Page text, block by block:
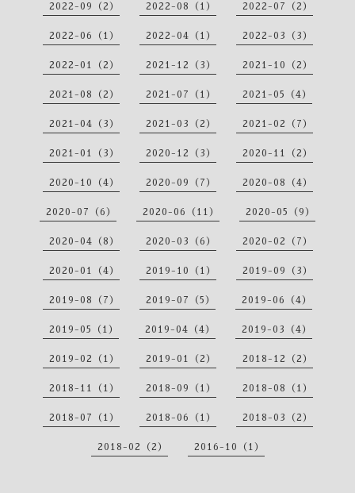
2022-09（2） 2022-08（1） 2022-07（2）
2022-06（1） 2022-04（1） 2022-03（3）
2022-01（2） 2021-12（3） 2021-10（2）
2021-08（2） 2021-07（1） 2021-05（4）
2021-04（3） 2021-03（2） 2021-02（7）
2021-01（3） 2020-12（3） 2020-11（2）
2020-10（4） 2020-09（7） 2020-08（4）
2020-07（6） 2020-06（11） 2020-05（9）
2020-04（8） 2020-03（6） 2020-02（7）
2020-01（4） 2019-10（1） 2019-09（3）
2019-08（7） 2019-07（5） 2019-06（4）
2019-05（1） 2019-04（4） 2019-03（4）
2019-02（1） 2019-01（2） 2018-12（2）
2018-11（1） 2018-09（1） 2018-08（1）
2018-07（1） 2018-06（1） 2018-03（2）
2018-02（2） 2016-10（1）